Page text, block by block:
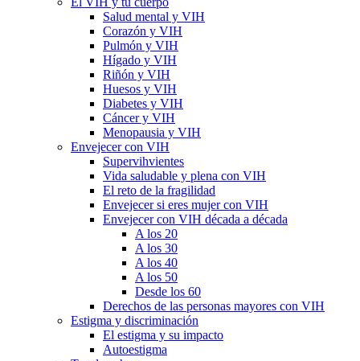
Salud mental y VIH
Corazón y VIH
Pulmón y VIH
Hígado y VIH
Riñón y VIH
Huesos y VIH
Diabetes y VIH
Cáncer y VIH
Menopausia y VIH
Envejecer con VIH
Supervihvientes
Vida saludable y plena con VIH
El reto de la fragilidad
Envejecer si eres mujer con VIH
Envejecer con VIH década a década
A los 20
A los 30
A los 40
A los 50
Desde los 60
Derechos de las personas mayores con VIH
Estigma y discriminación
El estigma y su impacto
Autoestigma